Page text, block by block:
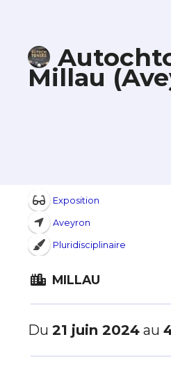
Millau
Exposition
Aveyron
Pluridisciplinaire
MILLAU
Du 21 juin 2024 au